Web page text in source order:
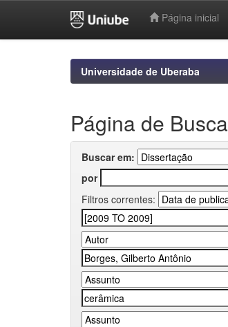
Página inicial
Universidade de Uberaba
Página de Busca
Buscar em:
por
Filtros correntes: